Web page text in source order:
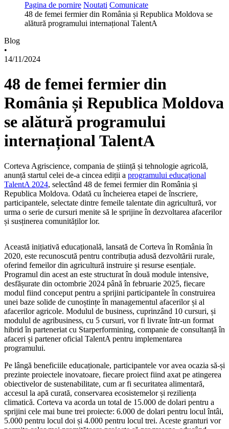
Pagina de pornire Noutati Comunicate
48 de femei fermier din România și Republica Moldova se
alătură programului internațional TalentA
Blog
•
14/11/2024
48 de femei fermier din
România și Republica Moldova
se alătură programului
internațional TalentA
Corteva Agriscience, compania de știință și tehnologie agricolă,
anunță startul celei de-a cincea ediții a programului educațional
TalentA 2024, selectând 48 de femei fermier din România și
Republica Moldova. Odată cu încheierea etapei de înscriere,
participantele, selectate dintre femeile talentate din agricultură, vor
urma o serie de cursuri menite să le sprijine în dezvoltarea afacerilor
și susținerea comunităților lor.
Această inițiativă educațională, lansată de Corteva în România în
2020, este recunoscută pentru contribuția adusă dezvoltării rurale,
oferind femeilor din agricultură instruire și resurse esențiale.
Programul din acest an este structurat în două module intensive,
desfășurate din octombrie 2024 până în februarie 2025, fiecare
modul fiind conceput pentru a sprijini participantele în construirea
unei baze solide de cunoștințe în managementul afacerilor și al
afacerilor agricole. Modulul de business, cuprinzând 10 cursuri, și
modulul de agribusiness, cu 5 cursuri, vor fi livrate într-un format
hibrid în parteneriat cu Starperformining, companie de consultanță în
afaceri și partener oficial TalentA pentru implementarea
programului.
Pe lângă beneficiile educaționale, participantele vor avea ocazia să-și
prezinte proiectele inovatoare, fiecare proiect fiind axat pe atingerea
obiectivelor de sustenabilitate, cum ar fi securitatea alimentară,
accesul la apă curată, conservarea ecosistemelor și reziliența
climatică. Corteva va acorda un total de 15.000 de dolari pentru a
sprijini cele mai bune trei proiecte: 6.000 de dolari pentru locul întâi,
5.000 pentru locul doi și 4.000 pentru locul trei. Aceste granturi vor